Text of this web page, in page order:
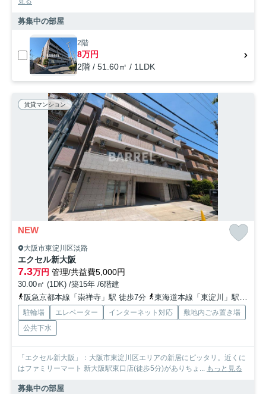
募集中の部屋
2階
8万円
2階 / 51.60㎡ / 1LDK
賃貸マンション
NEW
大阪市東淀川区淡路
エクセル新大阪
7.3万円 管理/共益費5,000円
30.00㎡ (1DK) /築15年 /6階建
阪急京都本線「崇禅寺」駅 徒歩7分
東海道本線「東淀川」駅 徒歩11分
駐輪場 エレベーター インターネット対応
敷地内ごみ置き場
公共下水
「エクセル新大阪」：大阪市東淀川区エリアの新居にピッタリ。近くに
はファミリーマート 新大阪駅東口店(徒歩5分)がありちょ... もっと見る
募集中の部屋